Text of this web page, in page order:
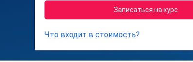
Записаться на курс
Что входит в стоимость?